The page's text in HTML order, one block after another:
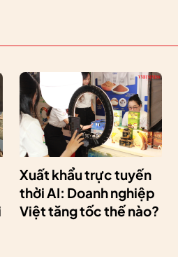
Xuất khẩu trực tuyến
thời AI: Doanh nghiệp
Việt tăng tốc thế nào?